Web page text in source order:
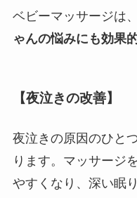
ベビーマッサージは、
ゃんの悩みにも効果
【夜泣きの改善】
夜泣きの原因のひと
ります。マッサージ
やすくなり、深い眠